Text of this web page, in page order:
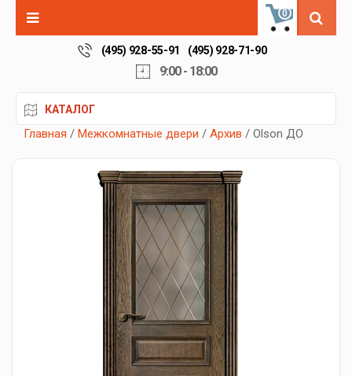
0
(495) 928-55-91 (495) 928-71-90
9:00 - 18:00
КАТАЛОГ
Главная / Межкомнатные двери / Архив / Olson ДО